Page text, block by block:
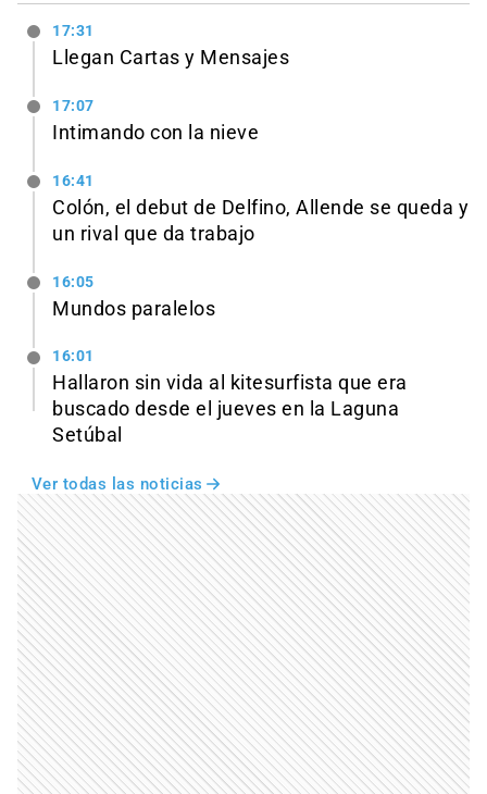
17:31
Llegan Cartas y Mensajes
17:07
Intimando con la nieve
16:41
Colón, el debut de Delfino, Allende se queda y
un rival que da trabajo
16:05
Mundos paralelos
16:01
Hallaron sin vida al kitesurfista que era
buscado desde el jueves en la Laguna
Setúbal
Ver todas las noticias